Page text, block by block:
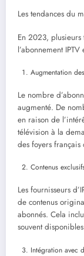
Les tendances du
En 2023, plusieurs
l’abonnement
Augmentation
Le nombre
augmenté. De
en raison de
télévision à la
des foyers français
Contenus
Les fournisseurs
de contenus
abonnés. Cela
souvent
Intégration avec